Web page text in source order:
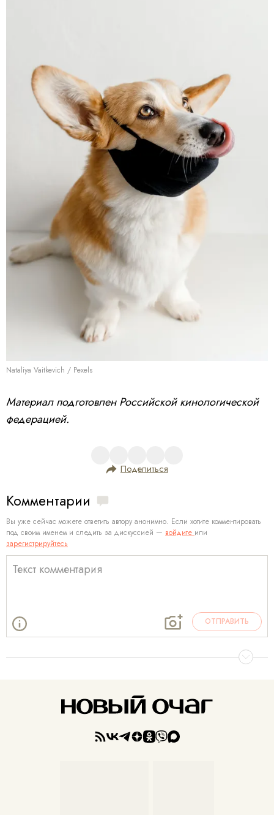
Nataliya Vaitkevich / Pexels
Материал подготовлен Российской кинологической
федерацией.
Поделиться
Комментарии
Вы уже сейчас можете ответить автору анонимно. Если хотите комментировать
под своим именем и следить за дискуссией — войдите или
зарегистрируйтесь
ОТПРАВИТЬ